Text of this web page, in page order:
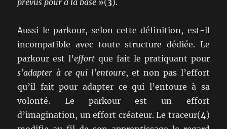
prévus pour à la base »( 3).
Aussi le parkour, selon cette définition, est-il
incompatible avec toute structure dédiée. Le
parkour est l’effort que fait le pratiquant pour
s’adapter à ce qui l’entoure, et non pas l’effort
qu’il fait pour adapter ce qui l’entoure à sa
volonté. Le parkour est un effort
d’imagination, un effort créateur. Le traceur(4)